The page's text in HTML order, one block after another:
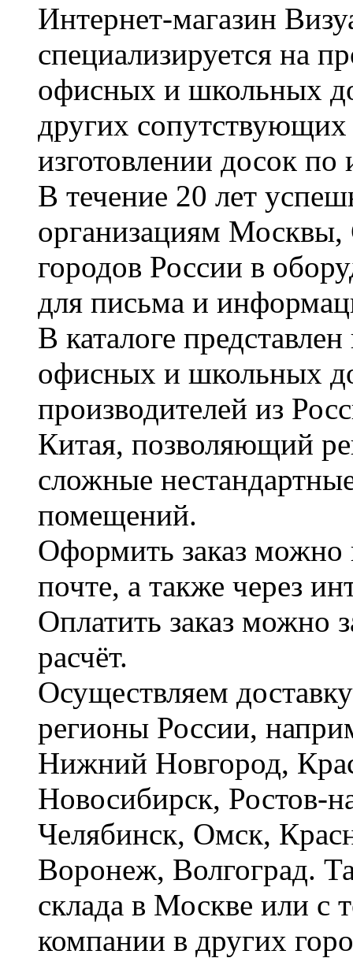
Интернет-магазин
специализируется на
офисных и школьных
других сопутствующих
изготовлении досок по
В течение 20 лет
организациям Москвы,
городов России в
для письма и
В каталоге
офисных и школьных
производителей из
Китая, позволяющий
сложные
помещений.
Оформить заказ можно
почте, а также через
Оплатить заказ можно
расчёт.
Осуществляем
регионы России,
Нижний Новгород,
Новосибирск, Ростов-
Челябинск, Омск,
Воронеж, Волгоград.
склада в Москве или с
компании в других